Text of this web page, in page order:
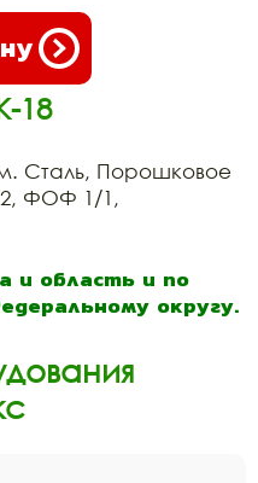
18
Сталь, Порошковое
ФОФ 1/1,
и область и по
округу.